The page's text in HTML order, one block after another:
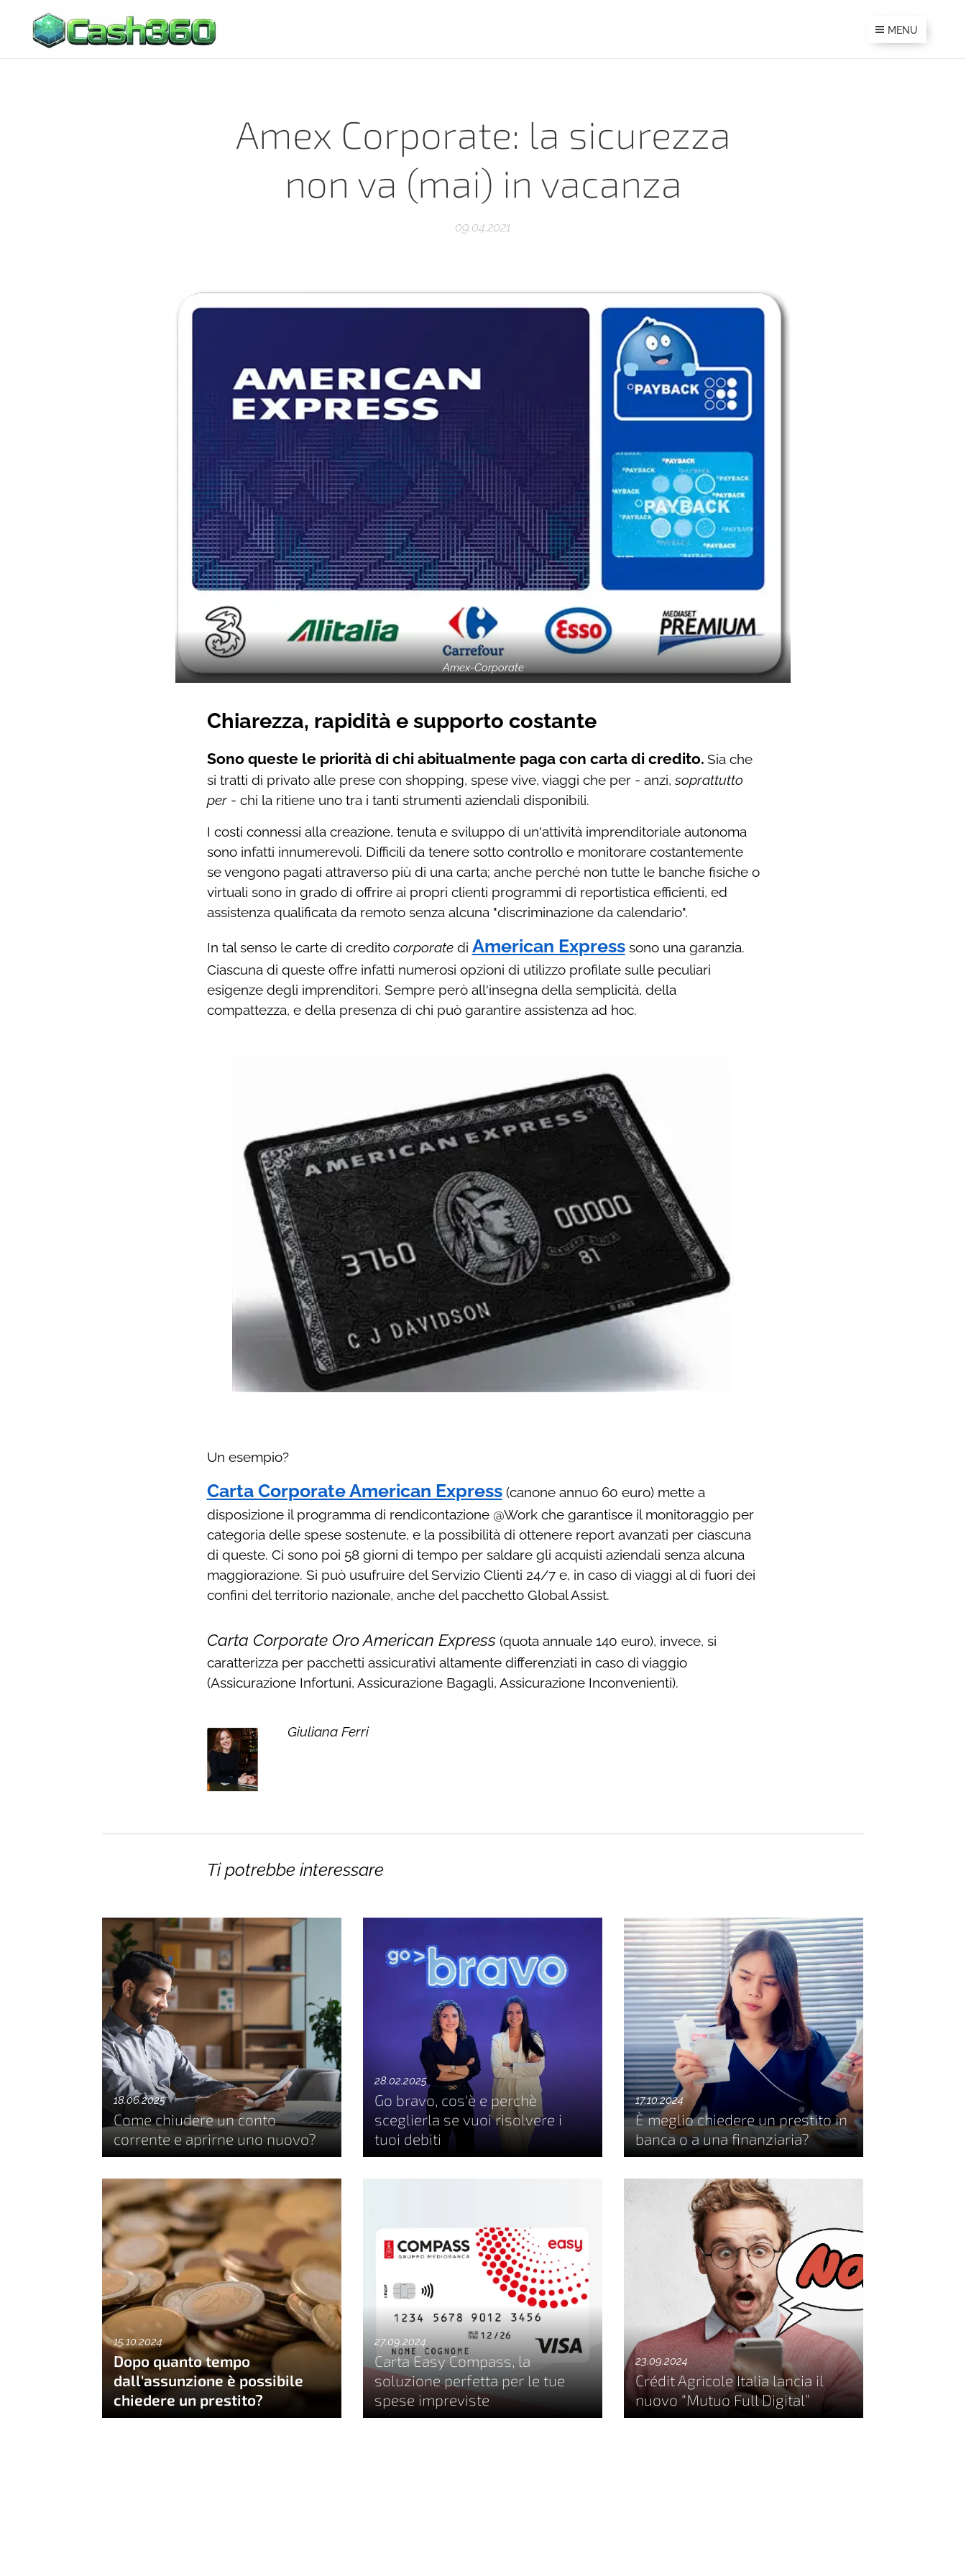
MENU
Amex Corporate: la sicurezza
non va (mai) in vacanza
09.04.2021
Amex-Corporate
Chiarezza, rapidità e supporto costante
Sono queste le priorità di chi abitualmente paga con carta di credito. Sia che
si tratti di privato alle prese con shopping, spese vive, viaggi che per - anzi,soprattutto
per- chi la ritiene uno tra i tanti strumenti aziendali disponibili.
I costi connessi alla creazione, tenuta e sviluppo di un'attività imprenditoriale autonoma
sono infatti innumerevoli. Difficili da tenere sotto controllo e monitorare costantemente
se vengono pagati attraverso più di una carta; anche perché non tutte le banche fisiche o
virtuali sono in grado di offrire ai propri clienti programmi di reportistica efficienti, ed
assistenza qualificata da remoto senza alcuna "discriminazione da calendario".
In tal senso le carte di credito corporatedi American Expresssono una garanzia.
Ciascuna di queste offre infatti numerosi opzioni di utilizzo profilate sulle peculiari
esigenze degli imprenditori. Sempre però all'insegna della semplicità, della
compattezza, e della presenza di chi può garantire assistenza ad hoc.
Un esempio?
Carta Corporate American Express(canone annuo 60 euro) mette a
disposizione il programma di rendicontazione @Work che garantisce il monitoraggio per
categoria delle spese sostenute, e la possibilità di ottenere report avanzati per ciascuna
di queste. Ci sono poi 58 giorni di tempo per saldare gli acquisti aziendali senza alcuna
maggiorazione. Si può usufruire del Servizio Clienti 24/7 e, in caso di viaggi al di fuori dei
confini del territorio nazionale, anche del pacchetto Global Assist.
Carta Corporate Oro American Express(quota annuale 140 euro), invece, si
caratterizza per pacchetti assicurativi altamente differenziati in caso di viaggio
(Assicurazione Infortuni, Assicurazione Bagagli, Assicurazione Inconvenienti).
Giuliana Ferri
Ti potrebbe interessare
18.06.2025
Come chiudere un conto
corrente e aprirne uno nuovo?
28.02.2025
Go bravo, cos'è e perchè
sceglierla se vuoi risolvere i
tuoi debiti
17.10.2024
È meglio chiedere un prestito in
banca o a una finanziaria?
15.10.2024
Dopo quanto tempo
dall'assunzione è possibile
chiedere un prestito?
27.09.2024
Carta Easy Compass, la
soluzione perfetta per le tue
spese impreviste
23.09.2024
Crédit Agricole Italia lancia il
nuovo “Mutuo Full Digital”